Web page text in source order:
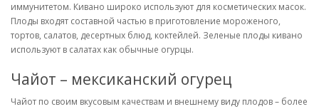
иммунитетом. Кивано широко используют для косметических масок.
Плоды входят составной частью в приготовление мороженого,
тортов, салатов, десертных блюд, коктейлей. Зеленые плоды кивано
используют в салатах как обычные огурцы.
Чайот – мексиканский огурец
Чайот по своим вкусовым качествам и внешнему виду плодов – более